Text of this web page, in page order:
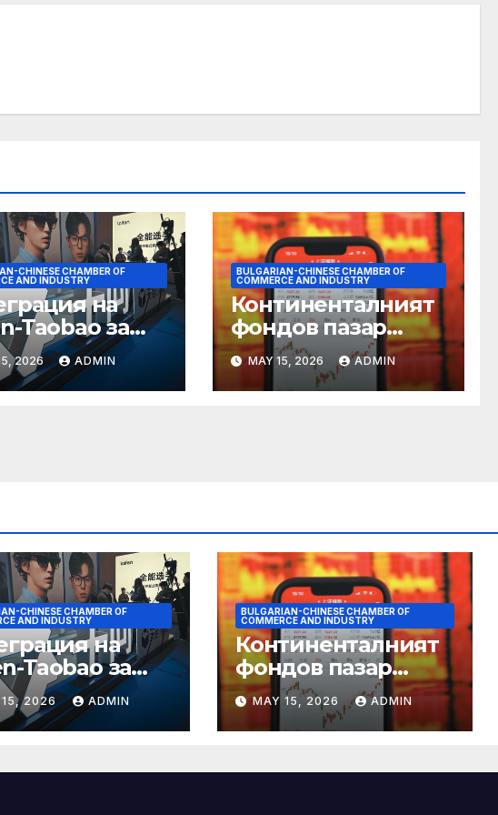
CHINESE CHAMBER OF
AND INDUSTRY
на
Taobao за
на
618
2026 ADMIN
BULGARIAN-CHINESE CHAMBER OF
COMMERCE AND INDUSTRY
Континенталният
фондов пазар
достига 11-
годишен връх
MAY 15, 2026 ADMIN
CHINESE CHAMBER OF
AND INDUSTRY
на
Taobao за
на
618
15, 2026 ADMIN
BULGARIAN-CHINESE CHAMBER OF
COMMERCE AND INDUSTRY
Континенталният
фондов пазар
достига 11-
годишен връх
MAY 15, 2026 ADMIN